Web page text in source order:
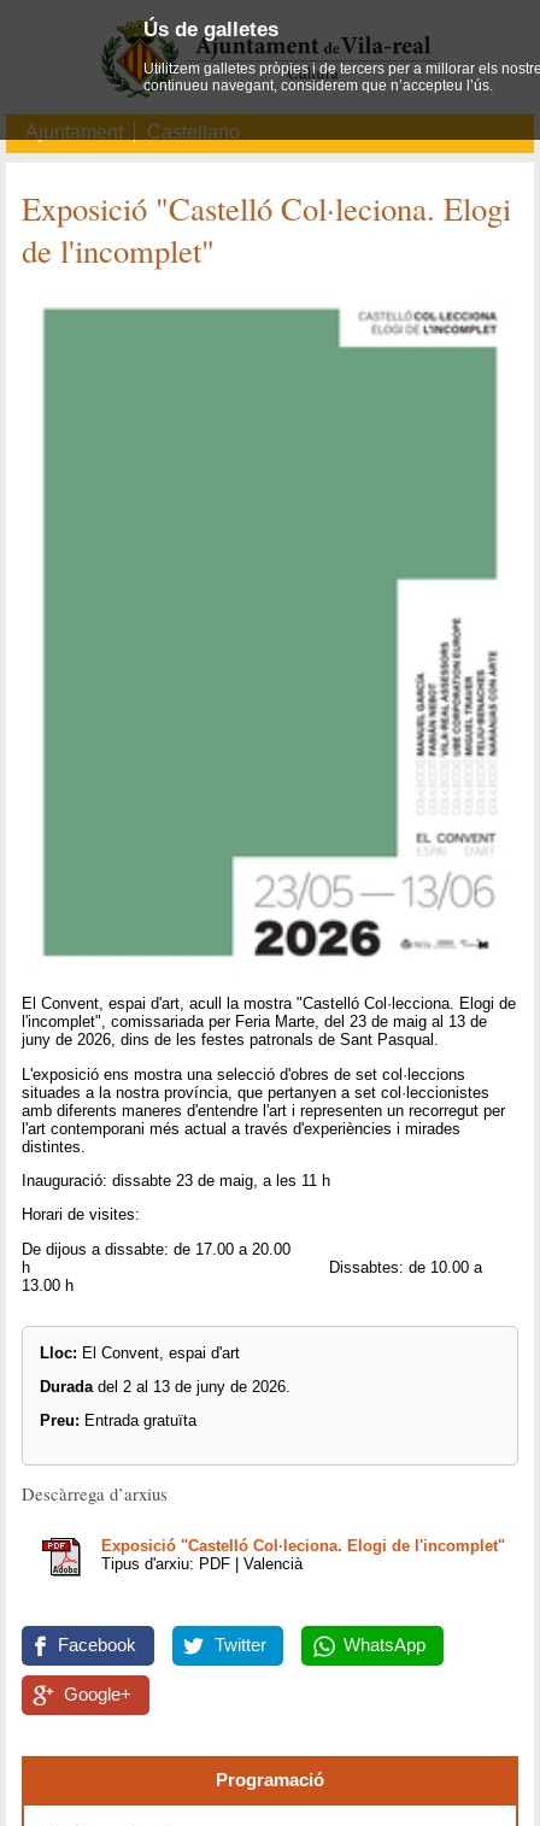
Ajuntament Castellano
Exposició "Castelló Col·leciona. Elogi
de l'incomplet"
El Convent, espai d'art, acull la mostra "Castelló Col·lecciona. Elogi de
l'incomplet", comissariada per Feria Marte, del 23 de maig al 13 de
juny de 2026, dins de les festes patronals de Sant Pasqual.
L'exposició ens mostra una selecció d'obres de set col·leccions
situades a la nostra província, que pertanyen a set col·leccionistes
amb diferents maneres d'entendre l'art i representen un recorregut per
l'art contemporani més actual a través d'experiències i mirades
distintes.
Inauguració: dissabte 23 de maig, a les 11 h
Horari de visites:
De dijous a dissabte: de 17.00 a 20.00
h Dissabtes: de 10.00 a
13.00 h
Lloc: El Convent, espai d'art
Durada del 2 al 13 de juny de 2026.
Preu: Entrada gratuïta
Descàrrega d’arxius
Exposició "Castelló Col·leciona. Elogi de l'incomplet"
Tipus d'arxiu: PDF | Valencià
Facebook Twitter WhatsApp
Google+
Programació
Ús de galletes
Utilitzem galletes pròpies i de tercers per a millorar els
continueu navegant, considerem que n’accepteu l’ús.